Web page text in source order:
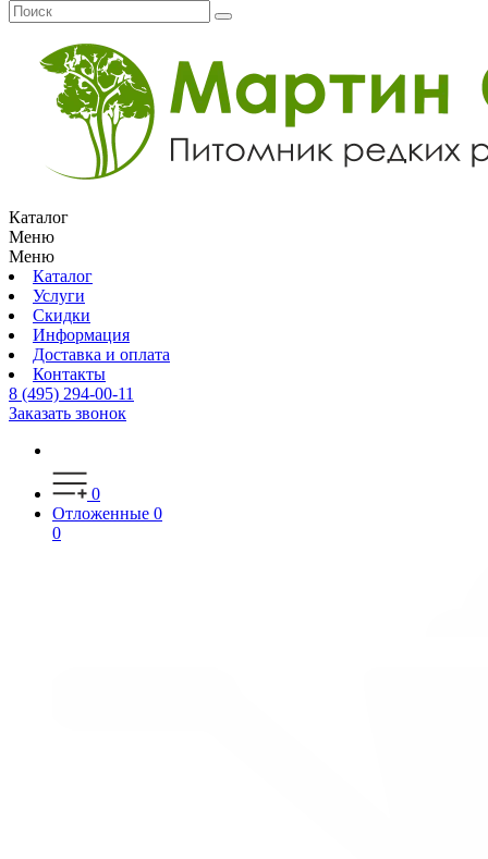
Каталог
Меню
Меню
Каталог
Услуги
Скидки
Информация
Доставка и оплата
Контакты
8 (495) 294-00-11
Заказать звонок
0
Отложенные 0
0